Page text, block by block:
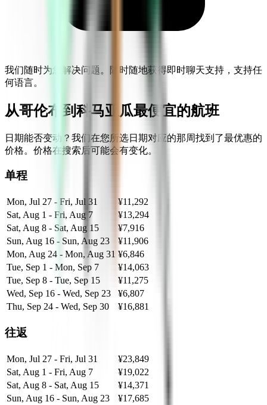
我们随时为您解决问题。随时随地获得即时聊天支持，支持任
何语言。
从哥伦布到科马亚瓜最便宜的航班
日期能否变动？我们在您所选日期对应的那周找到了最优惠的
价格。价格在搜索后可能会有变化。
单程
Mon, Jul 27 - Fri, Jul 31
¥11,292
Sat, Aug 1 - Fri, Aug 7
¥13,294
Sat, Aug 8 - Sat, Aug 15
¥7,916
Sun, Aug 16 - Sun, Aug 23
¥11,906
Mon, Aug 24 - Mon, Aug 31 ¥6,846
Tue, Sep 1 - Mon, Sep 7
¥14,063
Tue, Sep 8 - Tue, Sep 15
¥11,275
Wed, Sep 16 - Wed, Sep 23
¥6,807
Thu, Sep 24 - Wed, Sep 30
¥16,881
往返
Mon, Jul 27 - Fri, Jul 31
¥23,849
Sat, Aug 1 - Fri, Aug 7
¥19,022
Sat, Aug 8 - Sat, Aug 15
¥14,371
Sun, Aug 16 - Sun, Aug 23
¥17,685